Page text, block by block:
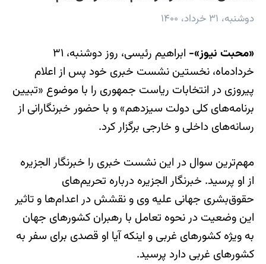
دوشنبه، ۳۱ خرداد، ۱۴۰۰
«محبت نیوز»-
ابراهیم رئیسی، روز دوشنبه، ۳۱
خردادماه، نخستین نشست خبری خود پس از اعلام
پیروزی در انتخابات ریاست جمهوری را با موضوع «تبیین
برنامه‌های کلی دولت سیزدهم» و با حضور خبرنگارانی از
رسانه‌های داخلی و خارجی برگزار کرد.
مهم‌ترین سوال در این نشست خبری را خبرنگار الجزیره
از او پرسید. خبرنگار الجزیره درباره تحریم‌های
حقوق‌بشری جهانی علیه وی و نقشش در اعدام‌ها و تاثیر
این وضعیت در نحوه تعامل با رهبران کشورهای جهان
به ویژه کشورهای غربی و اینکه آیا او قصدی برای سفر به
کشورهای غربی دارد پرسید.